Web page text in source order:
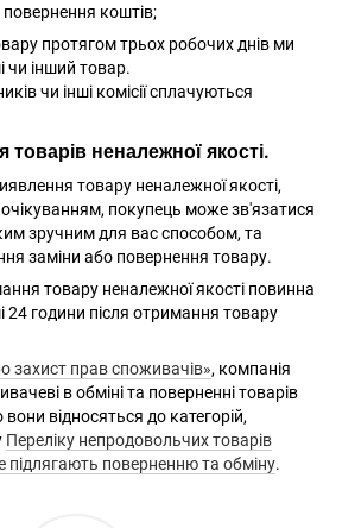
повернення коштів;
протягом трьох робочих днів ми
чи інший товар.
чи інші комісії сплачуються
неналежної якості.
товару неналежної якості,
очікуванням, покупець може зв'язатися
зручним для вас способом, та
заміни або повернення товару.
товару неналежної якості повинна
24 години після отримання товару
захист прав споживачів», компанія
в обміні та поверненні товарів
відносяться до категорій,
Переліку непродовольчих товарів
підлягають поверненню та обміну.